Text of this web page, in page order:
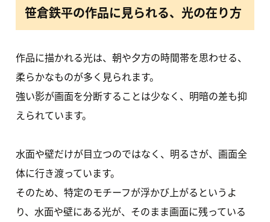
笹倉鉄平の作品に見られる、光の在り方
作品に描かれる光は、朝や夕方の時間帯を思わせる、
柔らかなものが多く見られます。
強い影が画面を分断することは少なく、明暗の差も抑
えられています。
水面や壁だけが目立つのではなく、明るさが、画面全
体に行き渡っています。
そのため、特定のモチーフが浮かび上がるというよ
り、水面や壁にある光が、そのまま画面に残っている